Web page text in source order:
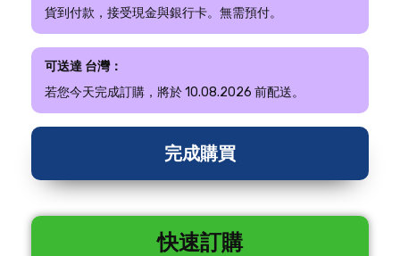
貨到付款，接受現金與銀行卡。無需預付。
可送達 台灣：
若您今天完成訂購，將於 10.08.2026 前配送。
完成購買
快速訂購